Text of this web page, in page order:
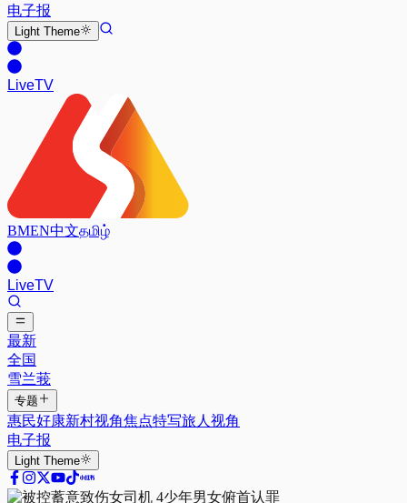
电子报
Light Theme
LiveTV
BMEN中文தமிழ்
LiveTV
最新
全国
雪兰莪
专题
惠民好康新村视角焦点特写旅人视角
电子报
Light Theme